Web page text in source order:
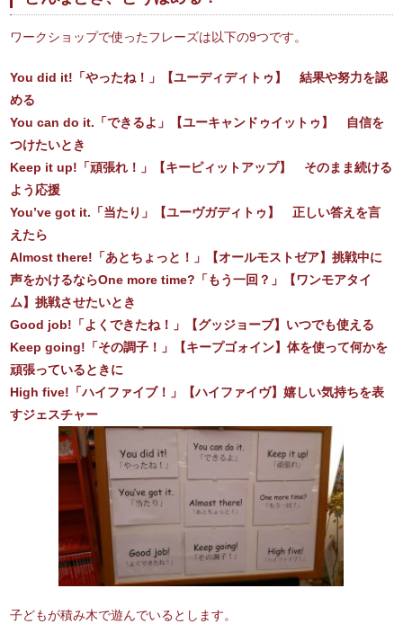
ワークショップで使ったフレーズは以下の9つです。
You did it!「やったね！」【ユーディディトゥ】 結果や努力を認
める
You can do it.「できるよ」【ユーキャンドゥイットゥ】 自信を
つけたいとき
Keep it up!「頑張れ！」【キーピィットアップ】 そのまま続ける
よう応援
You’ve got it.「当たり」【ユーヴガディトゥ】 正しい答えを言
えたら
Almost there!「あとちょっと！」【オールモストゼア】挑戦中に
声をかけるならOne more time?「もう一回？」【ワンモアタイ
ム】挑戦させたいとき
Good job!「よくできたね！」【グッジョーブ】いつでも使える
Keep going!「その調子！」【キープゴォイン】体を使って何かを
頑張っているときに
High five!「ハイファイブ！」【ハイファイヴ】嬉しい気持ちを表
すジェスチャー
子どもが積み木で遊んでいるとします。